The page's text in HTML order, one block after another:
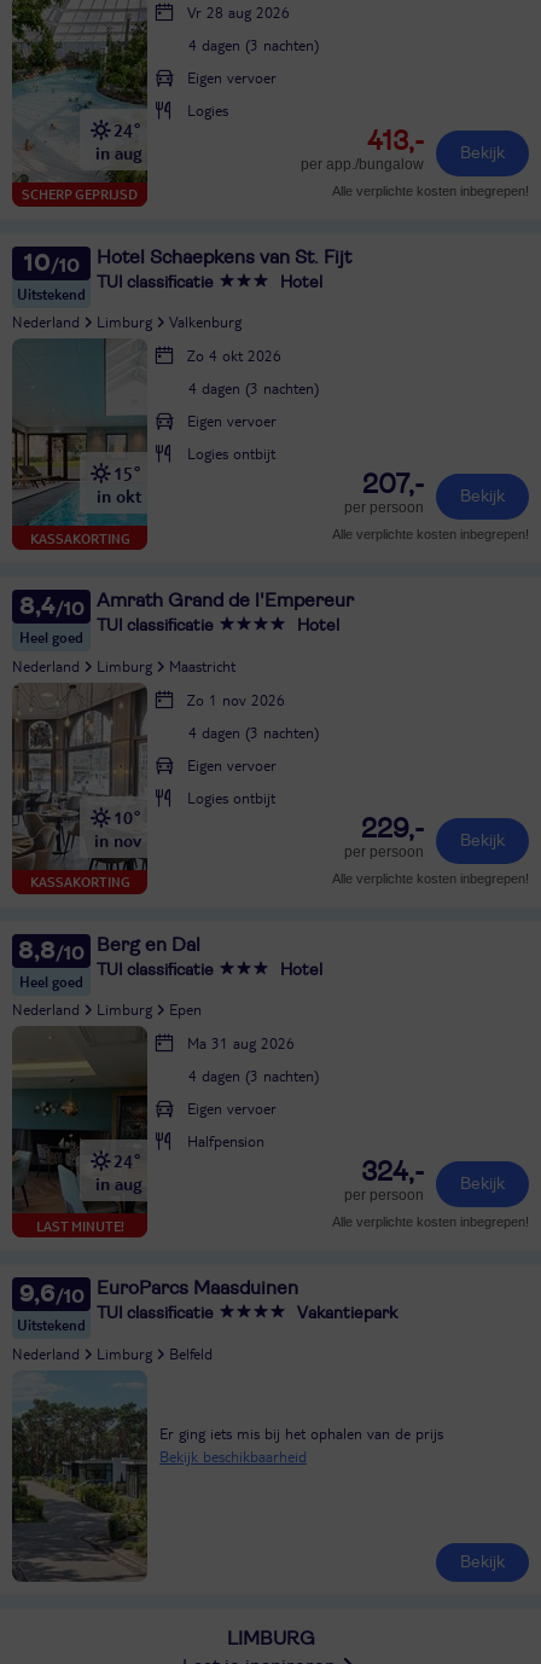
SCHERP GEPRIJSD
24°
in aug
Vr 28 aug 2026
4 dagen (3 nachten)
Eigen vervoer
Logies
413,-
per app./bungalow
Bekijk
Alle verplichte kosten inbegrepen!
10
Uitstekend
Hotel Schaepkens van St. Fijt
TUI classificatie Hotel
Nederland Limburg Valkenburg
KASSAKORTING
15°
in okt
Zo 4 okt 2026
4 dagen (3 nachten)
Eigen vervoer
Logies ontbijt
207,-
per persoon
Bekijk
Alle verplichte kosten inbegrepen!
8,4
Heel goed
Amrath Grand de l'Empereur
TUI classificatie Hotel
Nederland Limburg Maastricht
KASSAKORTING
10°
in nov
Zo 1 nov 2026
4 dagen (3 nachten)
Eigen vervoer
Logies ontbijt
229,-
per persoon
Bekijk
Alle verplichte kosten inbegrepen!
8,8
Heel goed
Berg en Dal
TUI classificatie Hotel
Nederland Limburg Epen
LAST MINUTE!
24°
in aug
Ma 31 aug 2026
4 dagen (3 nachten)
Eigen vervoer
Halfpension
324,-
per persoon
Bekijk
Alle verplichte kosten inbegrepen!
9,6
Uitstekend
EuroParcs Maasduinen
TUI classificatie Vakantiepark
Nederland Limburg Belfeld
Er ging iets mis bij het ophalen van de prijs
Bekijk beschikbaarheid
Bekijk
LIMBURG